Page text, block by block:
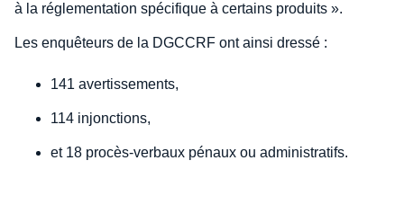
à la réglementation spécifique à certains produits ».
Les enquêteurs de la DGCCRF ont ainsi dressé :
141 avertissements,
114 injonctions,
et 18 procès-verbaux pénaux ou administratifs.